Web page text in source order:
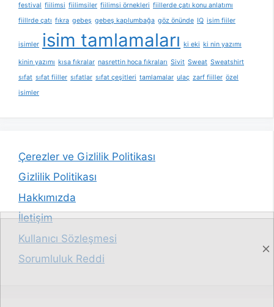
festival fiilimsi fiilimsiler fiilimsi örnekleri fiillerde çatı konu anlatımı
fiillrde çatı fıkra gebeş gebeş kaplumbağa göz önünde IQ isim fiiler
isimler isim tamlamaları ki eki ki nin yazımı
kinin yazımı kısa fıkralar nasrettin hoca fıkraları Sivit Sweat Sweatshirt
sıfat sıfat fiiller sıfatlar sıfat çeşitleri tamlamalar ulaç zarf fiiller özel
isimler
Çerezler ve Gizlilik Politikası
Gizlilik Politikası
Hakkımızda
İletişim
Kullanıcı Sözleşmesi
Sorumluluk Reddi